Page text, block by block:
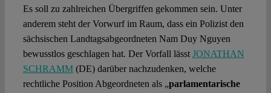
Es soll zu zahlreichen Übergriffen gekommen sein. Unter
anderem steht der Vorwurf im Raum, dass ein Polizist den
sächsischen Landtagsabgeordneten Nam Duy Nguyen
bewusstlos geschlagen hat. Der Vorfall lässt JONATHAN
SCHRAMM(DE) darüber nachzudenken, welche
rechtliche Position Abgeordneten als „parlamentarische